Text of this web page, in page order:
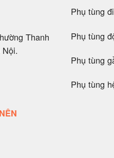
Thanh
Phụ tùng
Phụ tùng
Phụ tùng
Phụ tùng